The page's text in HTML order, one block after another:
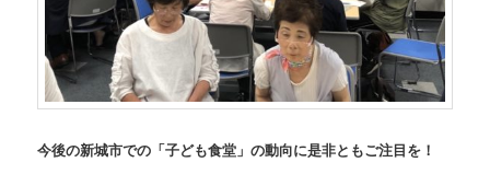
今後の新城市での「子ども食堂」の動向に是非ともご注目を！